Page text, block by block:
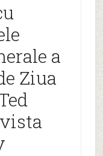
a
Ziua